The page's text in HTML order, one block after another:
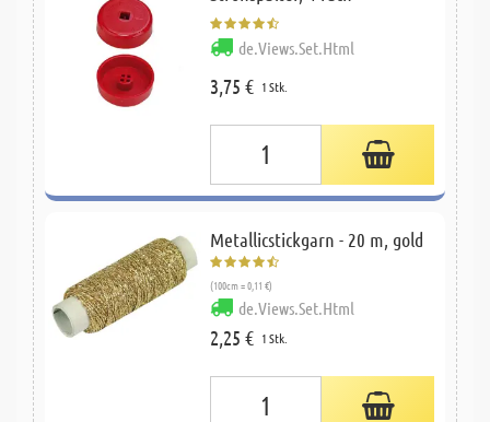
de.Views.Set.Html
3,75 € 1 Stk.
Metallicstickgarn - 20 m, gold
(100cm = 0,11 €)
de.Views.Set.Html
2,25 € 1 Stk.